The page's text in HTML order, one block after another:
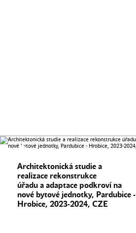
Architektonická studie a
realizace rekonstrukce
úřadu a adaptace podkroví na
nové bytové jednotky, Pardubice -
Hrobice, 2023-2024, CZE